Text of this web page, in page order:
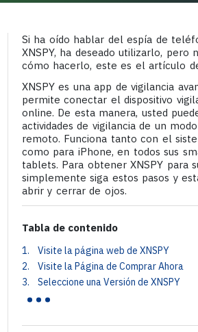
Si ha oído hablar del espía de
XNSPY, ha deseado utilizarlo, pero
cómo hacerlo, este es el artículo
XNSPY es una app de vigilancia
permite conectar el dispositivo
online. De esta manera, usted
actividades de vigilancia de un
remoto. Funciona tanto con el
como para iPhone, en todos sus
tablets. Para obtener XNSPY para
simplemente siga estos pasos y
abrir y cerrar de ojos.
Tabla de contenido
1. Visite la página web de XNSPY
2. Visite la Página de Comprar Ahora
3. Seleccione una Versión de XNSPY
...